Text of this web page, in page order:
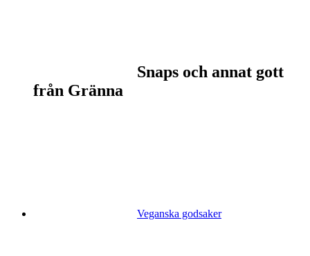
Snaps och annat gott
från Gränna
Veganska godsaker